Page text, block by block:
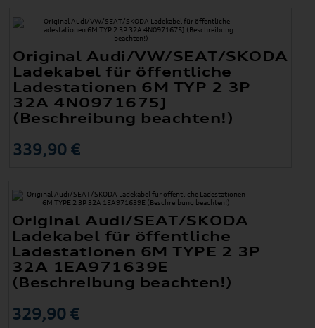
Original Audi/VW/SEAT/SKODA
Ladekabel für öffentliche
Ladestationen 6M TYP 2 3P
32A 4N0971675J
(Beschreibung beachten!)
339,90 €
Original Audi/SEAT/SKODA
Ladekabel für öffentliche
Ladestationen 6M TYPE 2 3P
32A 1EA971639E
(Beschreibung beachten!)
329,90 €